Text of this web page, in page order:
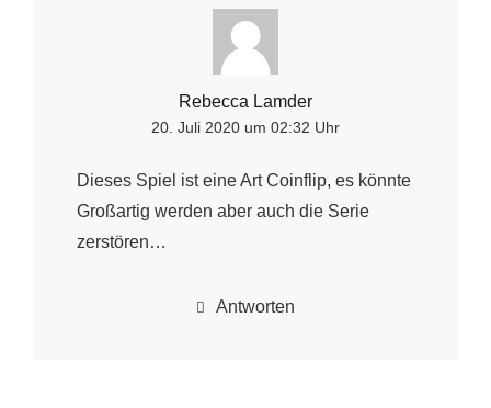
Rebecca Lamder
20. Juli 2020 um 02:32 Uhr
Dieses Spiel ist eine Art Coinflip, es könnte
Großartig werden aber auch die Serie
zerstören…
Antworten